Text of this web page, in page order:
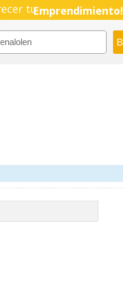
tuEmprendimiento!